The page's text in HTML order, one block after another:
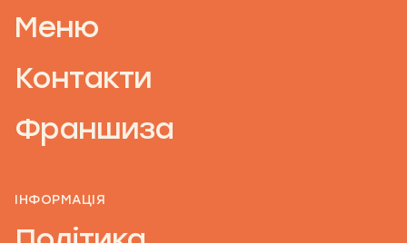
Меню
Контакти
Франшиза
ІНФОРМАЦІЯ